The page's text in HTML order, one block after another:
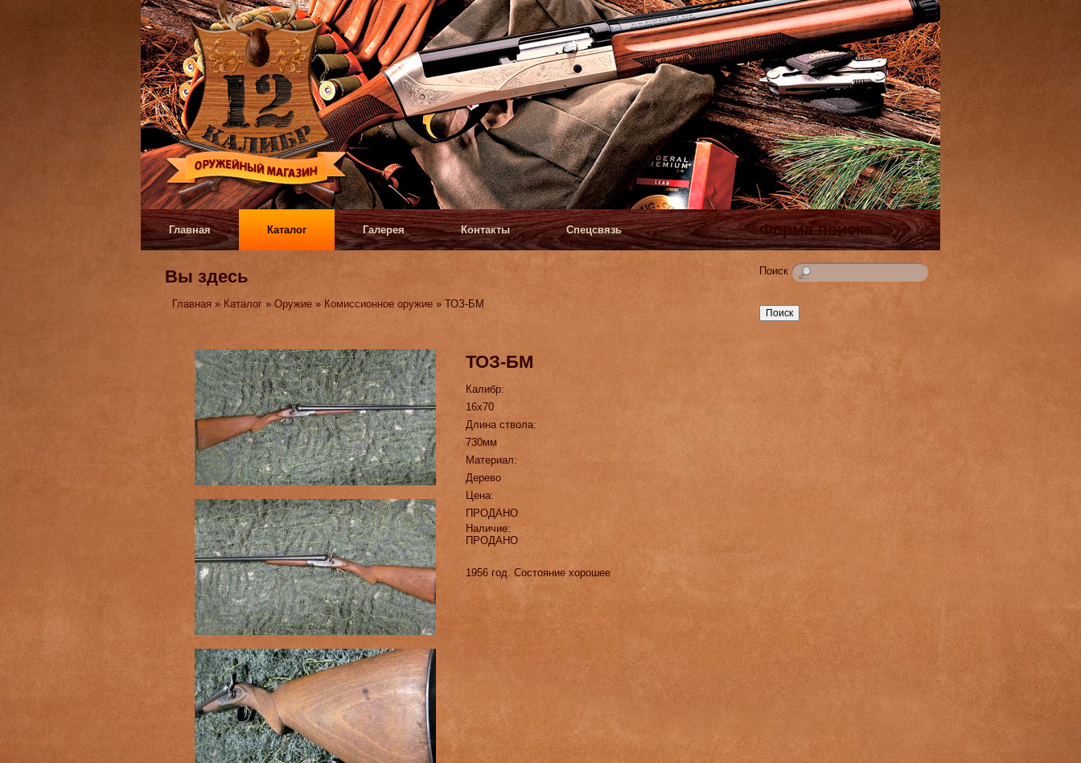
Форма поиска
Поиск
Главная Каталог Галерея Контакты Спецсвязь
Вы здесь
Главная » Каталог »Оружие » Комиссионное оружие » ТОЗ-БМ
ТОЗ-БМ
Калибр:
16х70
Длина ствола:
730мм
Материал:
Дерево
Цена:
ПРОДАНО
Наличие:
ПРОДАНО
1956 год. Состояние хорошее